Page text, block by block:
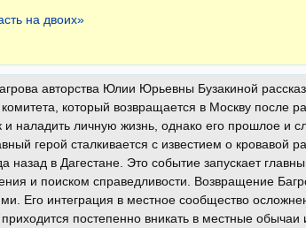
на двоих»
авторства Юлии Юрьевны Бузакиной
комитета, который возвращается в Москву после
и наладить личную жизнь, однако его прошлое и
герой сталкивается с известием о кровавой
назад в Дагестане. Это событие запускает
и поиском справедливости. Возвращение
Его интеграция в местное сообщество
постепенно вникать в местные обычаи